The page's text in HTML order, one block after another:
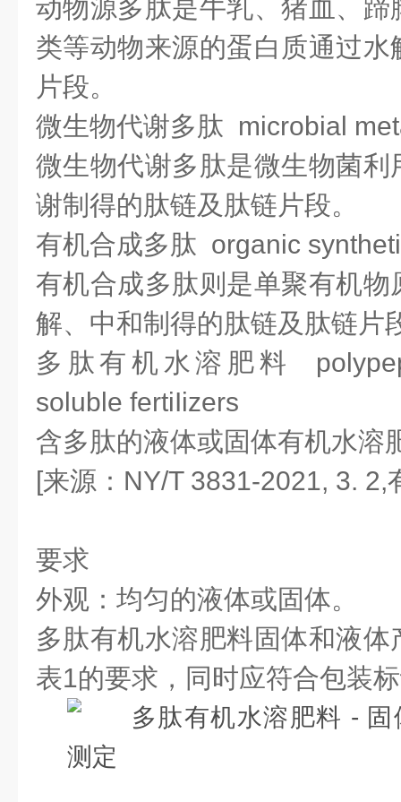
动物源多肽是牛乳、猪血、
类等动物来源的蛋白质通过
片段。
微生物代谢多肽 microbial
微生物代谢多肽是微生物菌
谢制得的肽链及肽链片段。
有机合成多肽 organic
有机合成多肽则是单聚有机
解、中和制得的肽链及肽链片
多肽有机水溶肥料
soluble fertiIizers
含多肽的液体或固体有机水溶
[来源：NY/T 3831-2021, 3. 2,
要求
外观：均匀的液体或固体。
多肽有机水溶肥料固体和液
表1的要求，同时应符合包装